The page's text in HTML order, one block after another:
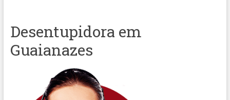
Desentupidora em
Guaianazes